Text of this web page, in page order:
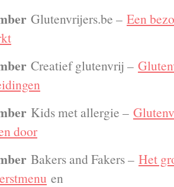
Glutenvrijers.be – Een
Creatief glutenvrij –
Kids met allergie –
door
Bakers and Fakers – Het
en